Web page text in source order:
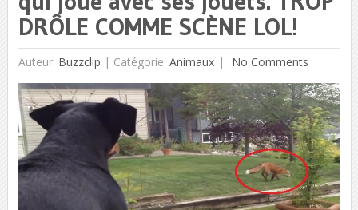
DRÔLE COMME SCÈNE LOL!
Auteur: Buzzclip | Catégorie: Animaux No Comments